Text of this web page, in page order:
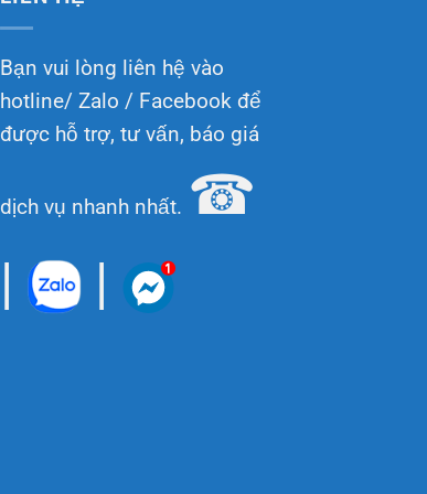
Bạn vui lòng liên hệ vào
hotline/ Zalo / Facebook để
được hỗ trợ, tư vấn, báo giá
dịch vụ nhanh nhất. ☎
|
|